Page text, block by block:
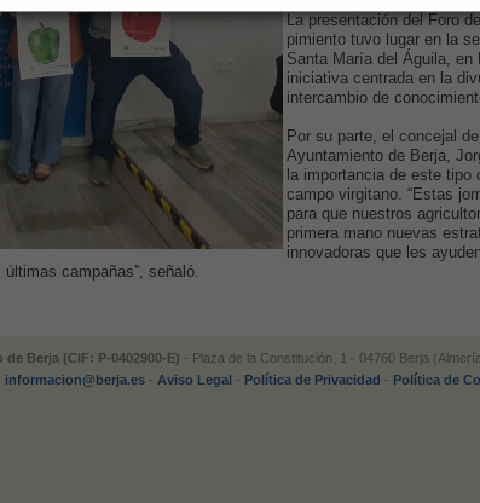
La presentación del Foro
pimiento tuvo lugar en la
Santa María del Águila, en
iniciativa centrada en la
intercambio de
Por su parte, el concejal
Ayuntamiento de Berja,
la importancia de este tipo
campo virgitano. “Estas
para que nuestros
primera mano nuevas
innovadoras que les
campañas”, señaló.
Berja (CIF: P-0402900-E) - Plaza de la Constitución, 1 - 04760 Berja
informacion@berja.es- Aviso Legal - Política de Privacidad - Política de